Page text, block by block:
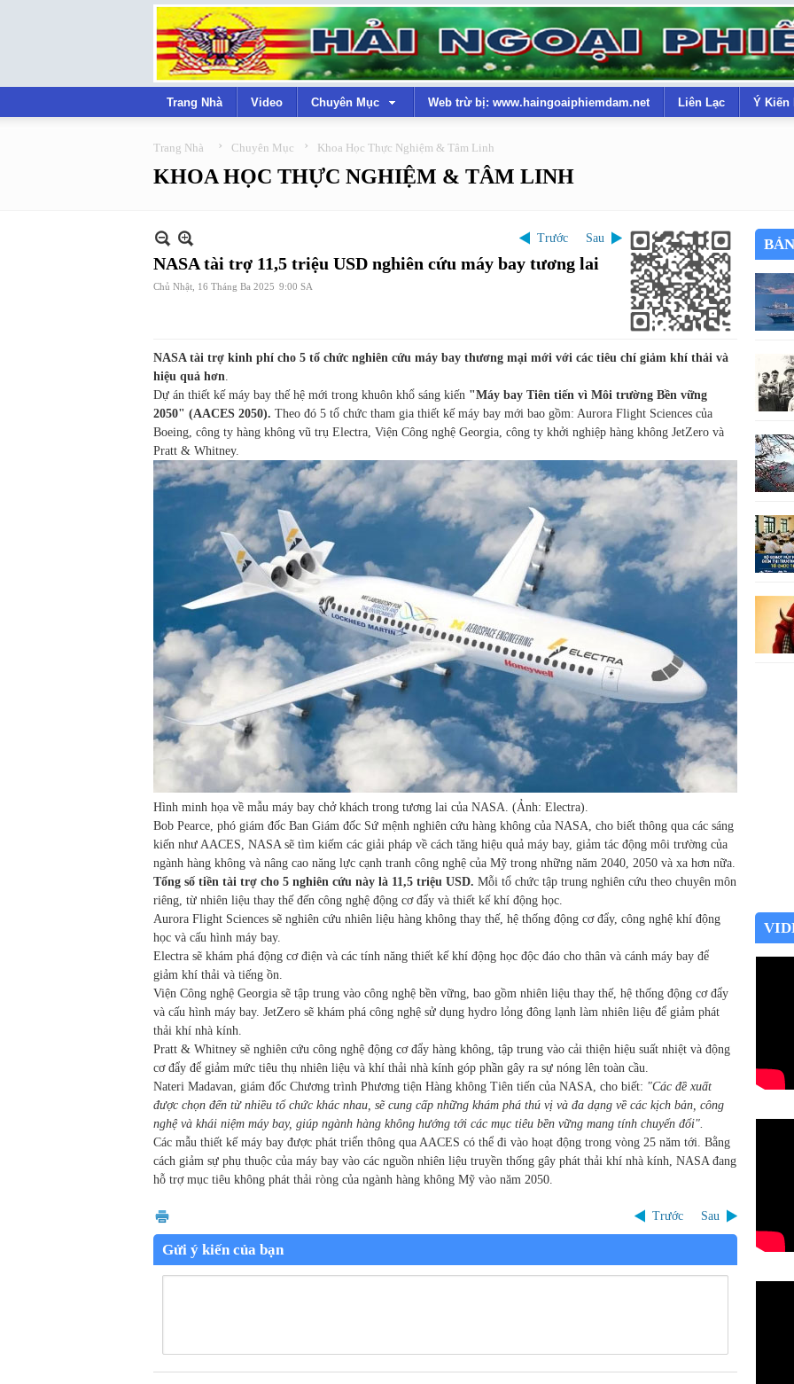
Trang Nhà Video Chuyên Mục Web trừ bị: www.haingoaiphiemdam.net Liên Lạc Ý Kiến
Trang Nhà › Chuyên Mục › Khoa Học Thực Nghiệm & Tâm Linh
KHOA HỌC THỰC NGHIỆM & TÂM LINH
Trước Sau
NASA tài trợ 11,5 triệu USD nghiên cứu máy bay tương lai
Chủ Nhật, 16 Tháng Ba 2025 9:00 SA
NASA tài trợ kinh phí cho 5 tổ chức nghiên cứu máy bay thương mại mới với các tiêu chí giảm khí thải và
hiệu quả hơn.
Dự án thiết kế máy bay thế hệ mới trong khuôn khổ sáng kiến "Máy bay Tiên tiến vì Môi trường Bền vững
2050" (AACES 2050). Theo đó 5 tổ chức tham gia thiết kế máy bay mới bao gồm: Aurora Flight Sciences của
Boeing, công ty hàng không vũ trụ Electra, Viện Công nghệ Georgia, công ty khởi nghiệp hàng không JetZero và
Pratt & Whitney.
Hình minh họa về mẫu máy bay chở khách trong tương lai của NASA. (Ảnh: Electra).
Bob Pearce, phó giám đốc Ban Giám đốc Sứ mệnh nghiên cứu hàng không của NASA, cho biết thông qua các sáng
kiến như AACES, NASA sẽ tìm kiếm các giải pháp về cách tăng hiệu quả máy bay, giảm tác động môi trường của
ngành hàng không và nâng cao năng lực cạnh tranh công nghệ của Mỹ trong những năm 2040, 2050 và xa hơn nữa.
Tổng số tiền tài trợ cho 5 nghiên cứu này là 11,5 triệu USD. Mỗi tổ chức tập trung nghiên cứu theo chuyên môn
riêng, từ nhiên liệu thay thế đến công nghệ động cơ đẩy và thiết kế khí động học.
Aurora Flight Sciences sẽ nghiên cứu nhiên liệu hàng không thay thế, hệ thống động cơ đẩy, công nghệ khí động
học và cấu hình máy bay.
Electra sẽ khám phá động cơ điện và các tính năng thiết kế khí động học độc đáo cho thân và cánh máy bay để
giảm khí thải và tiếng ồn.
Viện Công nghệ Georgia sẽ tập trung vào công nghệ bền vững, bao gồm nhiên liệu thay thế, hệ thống động cơ đẩy
và cấu hình máy bay. JetZero sẽ khám phá công nghệ sử dụng hydro lỏng đông lạnh làm nhiên liệu để giảm phát
thải khí nhà kính.
Pratt & Whitney sẽ nghiên cứu công nghệ động cơ đẩy hàng không, tập trung vào cải thiện hiệu suất nhiệt và động
cơ đẩy để giảm mức tiêu thụ nhiên liệu và khí thải nhà kính góp phần gây ra sự nóng lên toàn cầu.
Nateri Madavan, giám đốc Chương trình Phương tiện Hàng không Tiên tiến của NASA, cho biết: "Các đề xuất
được chọn đến từ nhiều tổ chức khác nhau, sẽ cung cấp những khám phá thú vị và đa dạng về các kịch bản, công
nghệ và khái niệm máy bay, giúp ngành hàng không hướng tới các mục tiêu bền vững mang tính chuyển đổi".
Các mẫu thiết kế máy bay được phát triển thông qua AACES có thể đi vào hoạt động trong vòng 25 năm tới. Bằng
cách giảm sự phụ thuộc của máy bay vào các nguồn nhiên liệu truyền thống gây phát thải khí nhà kính, NASA đang
hỗ trợ mục tiêu không phát thải ròng của ngành hàng không Mỹ vào năm 2050.
Trước Sau
Gửi ý kiến của bạn